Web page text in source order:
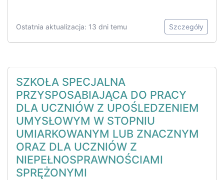
Ostatnia aktualizacja: 13 dni temu Szczegóły
SZKOŁA SPECJALNA
PRZYSPOSABIAJĄCA DO PRACY
DLA UCZNIÓW Z UPOŚLEDZENIEM
UMYSŁOWYM W STOPNIU
UMIARKOWANYM LUB ZNACZNYM
ORAZ DLA UCZNIÓW Z
NIEPEŁNOSPRAWNOŚCIAMI
SPRĘŻONYMI